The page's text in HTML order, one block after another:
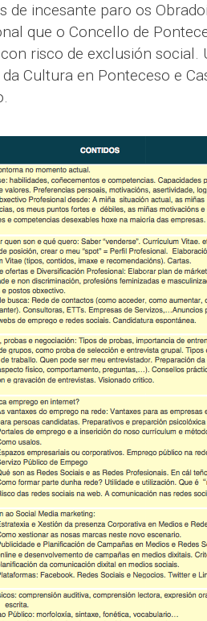
de incesante paro os
que o Concello de
risco de exclusión social.
Cultura en Ponteceso e